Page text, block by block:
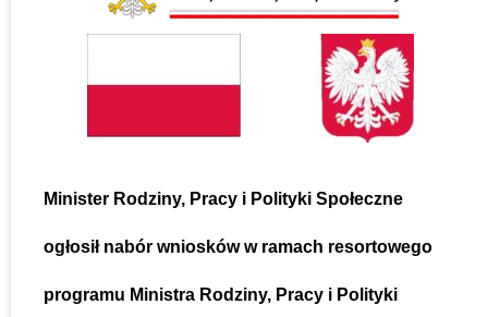
Minister Rodziny, Pracy i Polityki Społeczne
ogłosił nabór wniosków w ramach resortowego
programu Ministra Rodziny, Pracy i Polityki